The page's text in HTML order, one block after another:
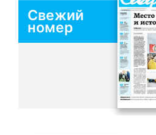
Свежий
номер